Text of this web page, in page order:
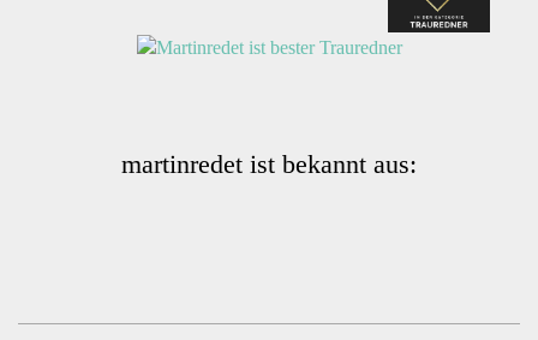
martinredet ist bekannt aus: